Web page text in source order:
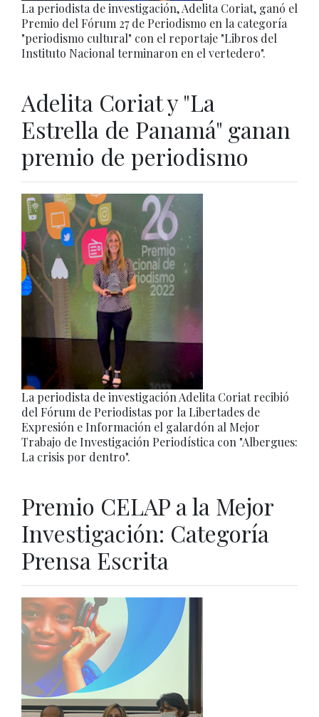
La periodista de investigación, Adelita Coriat, ganó el
Premio del Fórum 27 de Periodismo en la categoría
"periodismo cultural" con el reportaje "Libros del
Instituto Nacional terminaron en el vertedero".
Adelita Coriat y "La
Estrella de Panamá" ganan
premio de periodismo
La periodista de investigación Adelita Coriat recibió
del Fórum de Periodistas por la Libertades de
Expresión e Información el galardón al Mejor
Trabajo de Investigación Periodística con "Albergues:
La crisis por dentro".
Premio CELAP a la Mejor
Investigación: Categoría
Prensa Escrita